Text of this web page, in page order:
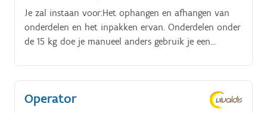
Je zal instaan voor:Het ophangen en afhangen van
onderdelen en het inpakken ervan. Onderdelen onder
de 15 kg doe je manueel anders gebruik je een
Operator